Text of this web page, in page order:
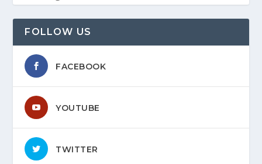
FOLLOW US
FACEBOOK
YOUTUBE
TWITTER